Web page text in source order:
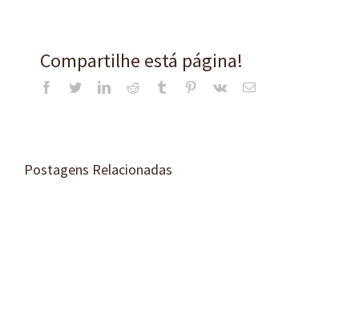
Compartilhe está página!
Facebook
TwitterLinkedInReddit Tumblr Pinterest
Vk
E-
Postagens Relacionadas